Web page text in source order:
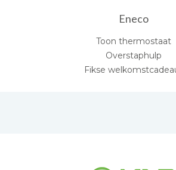
Eneco
Toon thermostaat
Overstaphulp
Fikse